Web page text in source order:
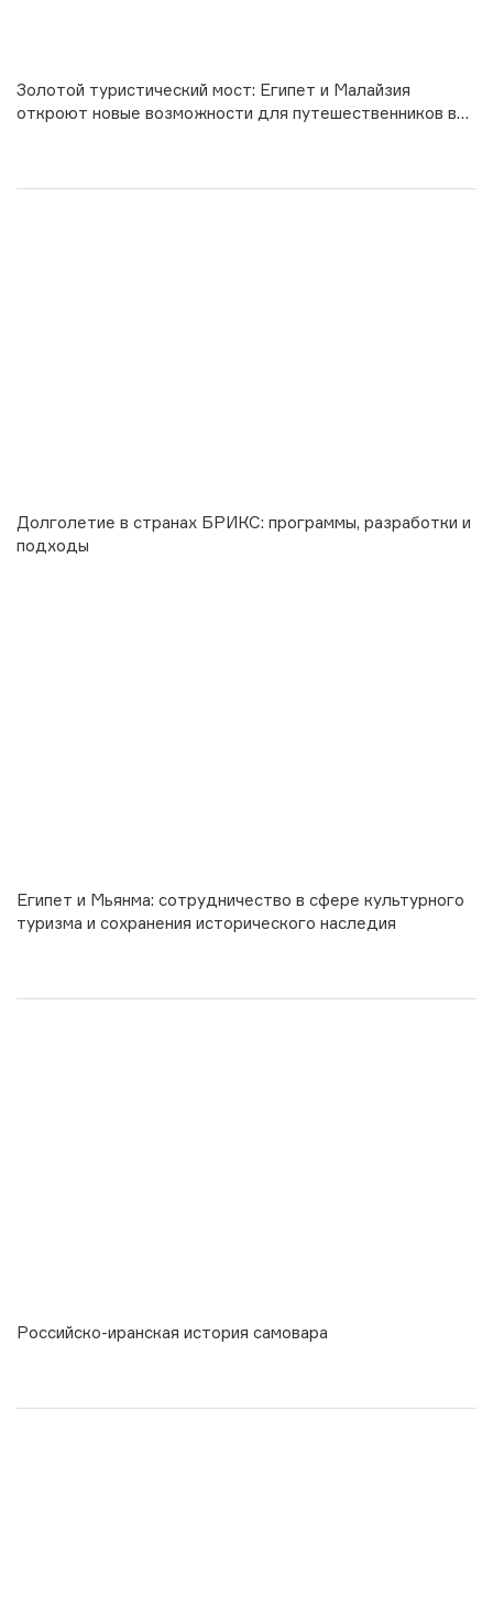
Золотой туристический мост: Египет и Малайзия
откроют новые возможности для путешественников в
Долголетие в странах БРИКС: программы, разработки и
подходы
Египет и Мьянма: сотрудничество в сфере культурного
туризма и сохранения исторического наследия
Российско-иранская история самовара